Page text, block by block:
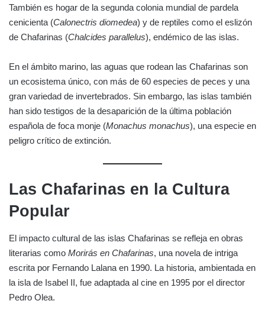
También es hogar de la segunda colonia mundial de pardela
cenicienta (Calonectris diomedea) y de reptiles como el eslizón
de Chafarinas (Chalcides parallelus), endémico de las islas.
En el ámbito marino, las aguas que rodean las Chafarinas son
un ecosistema único, con más de 60 especies de peces y una
gran variedad de invertebrados. Sin embargo, las islas también
han sido testigos de la desaparición de la última población
española de foca monje (Monachus monachus), una especie en
peligro crítico de extinción.
Las Chafarinas en la Cultura
Popular
El impacto cultural de las islas Chafarinas se refleja en obras
literarias como Morirás en Chafarinas, una novela de intriga
escrita por Fernando Lalana en 1990. La historia, ambientada en
la isla de Isabel II, fue adaptada al cine en 1995 por el director
Pedro Olea.